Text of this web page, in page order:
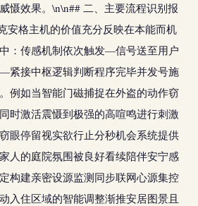
慑效果。\n\n## 二、主要流程识别报
安格主机的价值充分反映在本能而机
：传感机制依次触发—信号送至用户
紧接中枢逻辑判断程序完毕并发号施
例如当智能门磁捕捉在外盗的动作窃
时激活震慑到极强的高喧鸣进行刺激
眼停留视实欲行止分秒机会系统提供
人的庭院氛围被良好看续陪伴安宁感
构建亲密设源监测同步联网心源集控
入住区域的智能调整渐推安居图景且